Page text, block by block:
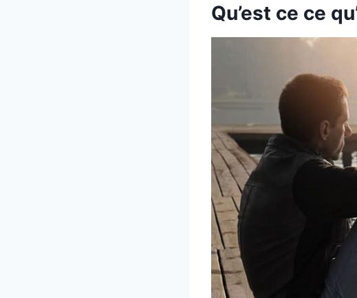
Qu’est ce ce